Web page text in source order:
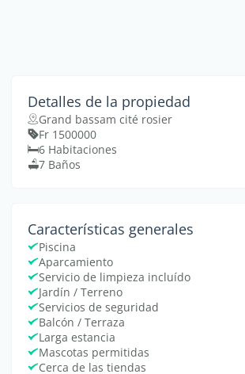
Detalles de la propiedad
Grand bassam cité rosier
Fr 1500000
6 Habitaciones
7 Baños
Características generales
Piscina
Aparcamiento
Servicio de limpieza incluído
Jardín / Terreno
Servicios de seguridad
Balcón / Terraza
Larga estancia
Mascotas permitidas
Cerca de las tiendas